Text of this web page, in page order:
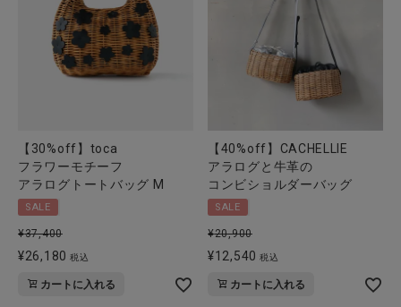
【30%off】toca
フラワーモチーフ
アラログトートバッグ M
SALE
¥37,400
¥26,180 税込
カートに入れる
【40%off】CACHELLIE
アラログと牛革の
コンビショルダーバッグ
SALE
¥20,900
¥12,540 税込
カートに入れる